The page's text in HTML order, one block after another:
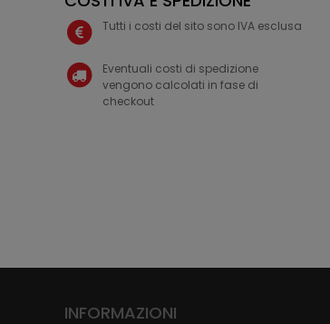
Tutti i costi del sito sono IVA esclusa
Eventuali costi di spedizione
vengono calcolati in fase di
checkout
INFORMAZIONI